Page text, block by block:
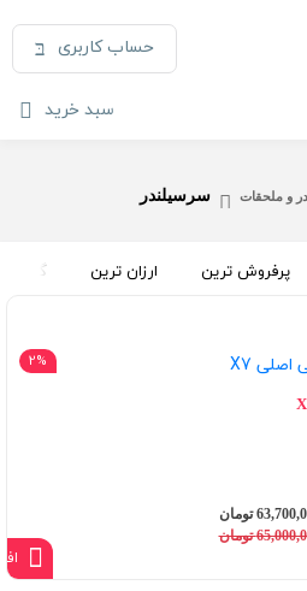
حساب کاربری
سبد خرید
و ملحقات سرسیلندر
پرفروش ترین ارزان ترین گران
2%
تومان
تومان